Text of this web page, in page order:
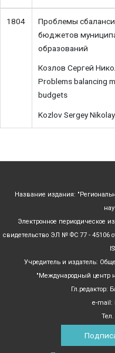
1804
Проблемы
бюджетов
образований
Козлов Сергей
Problems balancing
budgets
Kozlov Sergey
Название издания:
Электронное периодическое
свидетельство ЭЛ № ФС 77 - 45106
Учредитель и издатель:
"Международный центр
Гл.редактор:
e-mail:
Тел.